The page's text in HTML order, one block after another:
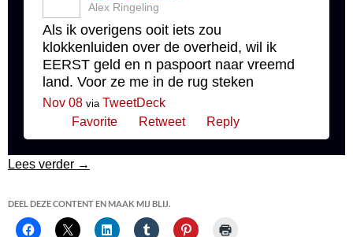
Alex Ringeling
Als ik overigens ooit iets zou
klokkenluiden over de overheid, wil ik
EERST geld en n paspoort naar vreemd
land. Voor ze me in de rug steken
Nov 08 via TweetDeck
Favorite
Retweet Reply
Lees verder Wat te doen als je in Nederland wilt
→
DEEL DEZE CONTENT EN MAAK MIJ BLIJ.